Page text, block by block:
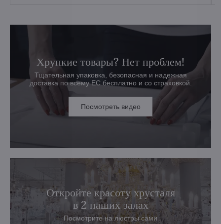
Хрупкие товары? Нет проблем!
Тщательная упаковка, безопасная и надежная
доставка по всему ЕС бесплатно и со страховкой.
Посмотреть видео
Откройте красоту хрусталя
в 2 наших залах
Посмотрите на люстры сами